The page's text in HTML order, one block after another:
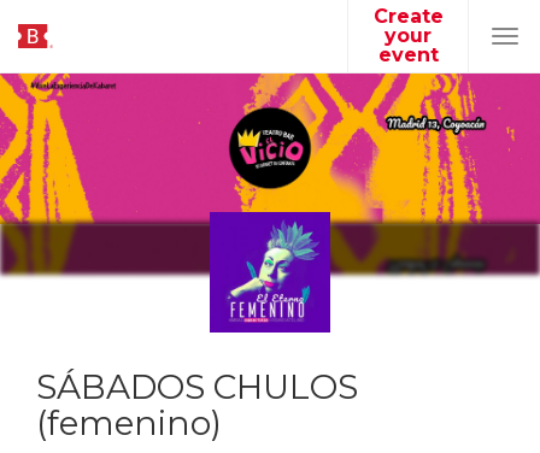
Create
your
event
SÁBADOS CHULOS
(femenino)